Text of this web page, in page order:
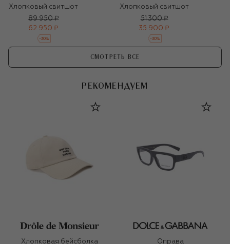
Хлопковый свитшот
89 950 ₽
62 950 ₽
-30%
Хлопковый свитшот
51 300 ₽
35 900 ₽
-30%
СМОТРЕТЬ ВСЕ
РЕКОМЕНДУЕМ
Хлопковая бейсболка
Оправа